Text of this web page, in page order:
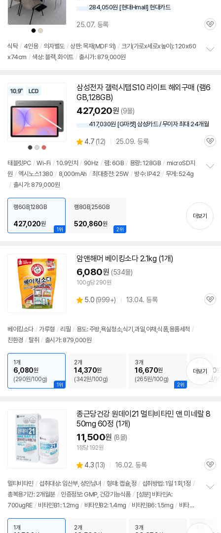
상
품
색
상
상
품
상
284,050원 [현대Hmall] 현대카드
25.07. 등록
관
식탁 / 4인용 / 의자별도 / 상판: 목재(MDF 외) / 크기(가로x세로x높이): 120x60
x74cm / 색상: 블랙, 화이트 / 출시가: 879,000원
치
상
품
상
상
품
상
상
품
상
삼성전자 갤럭시탭S10 라이트 해외구매 (램6
GB,128GB)
427,020원 (9몰)
417,030원 [G마켓] 삼성카드 / 무이자 최대 24개월
별
4.7 (상
리
뷰
12) 25.09. 등록
관
태블릿PC / Wi-Fi / 10.9인치 / 90Hz / 램: 6GB / 용량: 128GB / microSD지
원 / 엑시노스1380 / 8,000mAh / 최대충전: 25W / 방수: IP42 / 무게: 524g
/ 출시가: 879,000원
기
1위
램6GB,128GB
427,020원
2위
램8GB,256GB
520,860원
더보기
암앤해머 베이킹소다 2.1kg (1개)
6,080원 (534몰)
100g당 290원
별
5.0 (상
뷰
999+) 13.04. 등록
관
베이킹소다 / 가루형 / 리필 / 용도: 주방,욕실청소,식기,과일,야채,식품,용품세척 /
친환경 / 탈취 / 출시가: 879,000원
1위
1개
6,080원
(290원/100g)
2개
14,370원
(342원/100g)
2위
3개
16,670원
(265원/100g)
27,710원
(330원/
더보기
종근당건강 원데이21 멀티비타민 앤 미네랄 8
50mg 60정 (1개)
11,500원 (8몰)
1정당 192원
별
점
4.3 (상
리
뷰
13) 16.02. 등록
관
멀티비타민 / 섭취대상: 임산부, 성인남녀 / 형태: 캡슐,정 / 섭취방법: 1일 1회,1정 /
총복용기간: 2개월분 / 인증정보: GMP, 건강기능식품 / [성분] 비타민A:
700ugRE / 비타민B1: 1.2mg / 비타민B2: 1.4mg / 비타민B6: 1.5mg / 비타민B
K: 60ug
나이아신: 15ugNE / 판토텐산: 5mg 엽산: 600ug
1개 2개 3개